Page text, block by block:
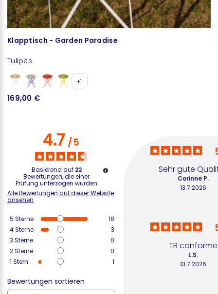
Klapptisch - Garden Paradise
Tulipes
+1
169,00 €
4.7/5
Basierend auf 22
Bewertungen, die einer
Prüfung unterzogen wurden
Alle Bewertungen auf dieser Website
ansehen
5 Sterne
18
4Sterne
3
3 Sterne
0
2Sterne
0
1 Stern 1
Bewertungen sortieren
Sehr gute
13.7.2026
Corinne P.
TB conforme
13.7.2026
L.S.